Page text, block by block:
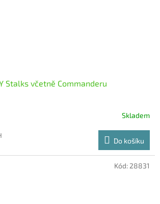
Stalks včetně Commanderu
Skladem
Do košíku
Kód: 28831